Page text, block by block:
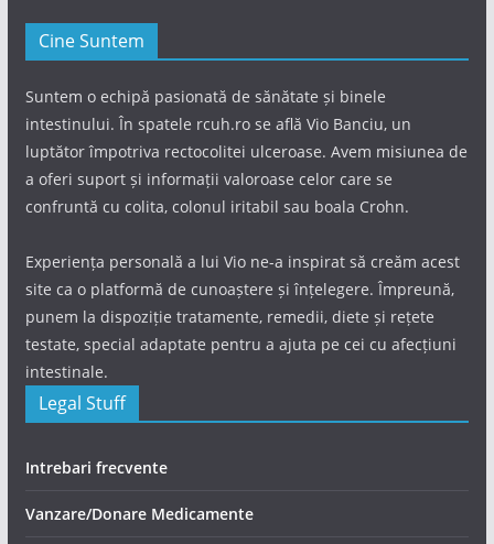
Cine Suntem
Suntem o echipă pasionată de sănătate și binele
intestinului. În spatele rcuh.ro se află Vio Banciu, un
luptător împotriva rectocolitei ulceroase. Avem misiunea de
a oferi suport și informații valoroase celor care se
confruntă cu colita, colonul iritabil sau boala Crohn.
Experiența personală a lui Vio ne-a inspirat să creăm acest
site ca o platformă de cunoaștere și înțelegere. Împreună,
punem la dispoziție tratamente, remedii, diete și rețete
testate, special adaptate pentru a ajuta pe cei cu afecțiuni
intestinale.
Legal Stuff
Intrebari frecvente
Vanzare/Donare Medicamente